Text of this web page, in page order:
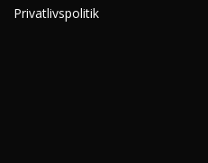
Privatlivspolitik